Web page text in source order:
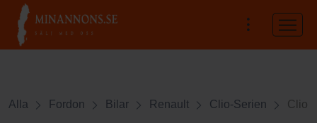
Alla Fordon Bilar Renault Clio-Serien Clio